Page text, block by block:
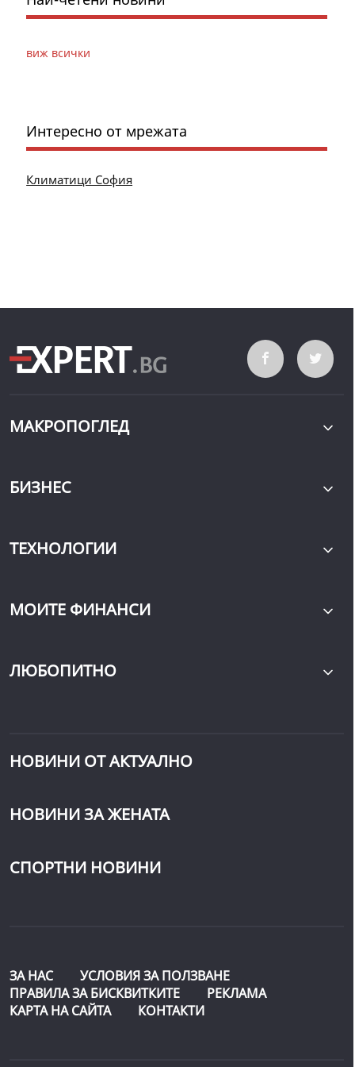
виж всички
Интересно от мрежата
Климатици София
МАКРОПОГЛЕД
БИЗНЕС
ТЕХНОЛОГИИ
МОИТЕ ФИНАНСИ
ЛЮБОПИТНО
НОВИНИ ОТ АКТУАЛНО
НОВИНИ ЗА ЖЕНАТА
СПОРТНИ НОВИНИ
ЗА НАС
УСЛОВИЯ ЗА ПОЛЗВАНЕ
ПРАВИЛА ЗА БИСКВИТКИТЕ
РЕКЛАМА
КАРТА НА САЙТА
КОНТАКТИ